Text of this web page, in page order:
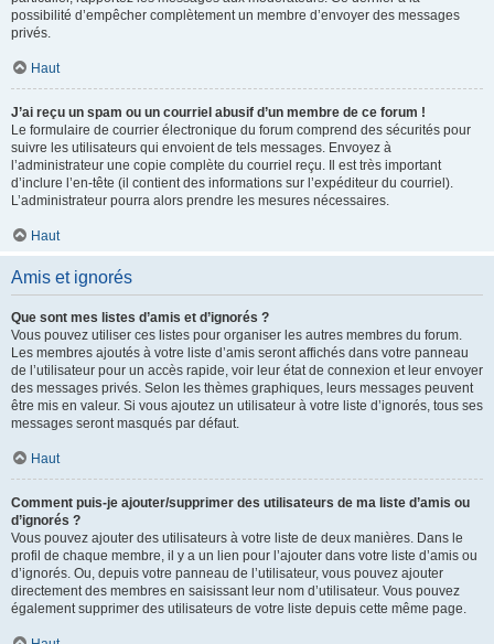
possibilité d’empêcher complètement un membre d’envoyer des messages
privés.
Haut
J’ai reçu un spam ou un courriel abusif d’un membre de ce forum !
Le formulaire de courrier électronique du forum comprend des sécurités pour
suivre les utilisateurs qui envoient de tels messages. Envoyez à
l’administrateur une copie complète du courriel reçu. Il est très important
d’inclure l’en-tête (il contient des informations sur l’expéditeur du courriel).
L’administrateur pourra alors prendre les mesures nécessaires.
Haut
Amis et ignorés
Que sont mes listes d’amis et d’ignorés ?
Vous pouvez utiliser ces listes pour organiser les autres membres du forum.
Les membres ajoutés à votre liste d’amis seront affichés dans votre panneau
de l’utilisateur pour un accès rapide, voir leur état de connexion et leur envoyer
des messages privés. Selon les thèmes graphiques, leurs messages peuvent
être mis en valeur. Si vous ajoutez un utilisateur à votre liste d’ignorés, tous ses
messages seront masqués par défaut.
Haut
Comment puis-je ajouter/supprimer des utilisateurs de ma liste d’amis ou
d’ignorés ?
Vous pouvez ajouter des utilisateurs à votre liste de deux manières. Dans le
profil de chaque membre, il y a un lien pour l’ajouter dans votre liste d’amis ou
d’ignorés. Ou, depuis votre panneau de l’utilisateur, vous pouvez ajouter
directement des membres en saisissant leur nom d’utilisateur. Vous pouvez
également supprimer des utilisateurs de votre liste depuis cette même page.